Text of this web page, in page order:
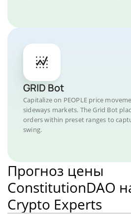
GRID Bot
Capitalize on PEOPLE price
sideways markets. The Grid Bot
orders within preset ranges to
swing.
Прогноз цены
ConstitutionDAO
Crypto Experts